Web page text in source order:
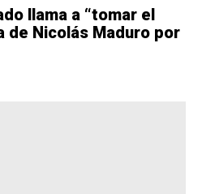
llama a “tomar el
de Nicolás Maduro por